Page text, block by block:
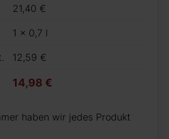
21,40 €
1 x 0,7 l
12,59 €
14,98 €
haben wir jedes Produkt